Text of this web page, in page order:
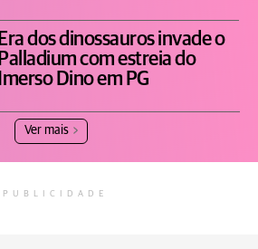
Era dos dinossauros invade o
Palladium com estreia do
Imerso Dino em PG
Ver mais
PUBLICIDADE